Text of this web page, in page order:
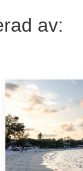
av: